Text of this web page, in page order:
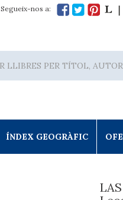
Segueix-nos a:
ÍNDEX GEOGRÀFIC